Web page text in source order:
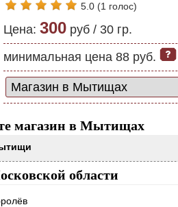
5.0 (1 голос)
Цена: 300 руб / 30 гр.
минимальная цена 88 руб.
магазин в Мытищах
области